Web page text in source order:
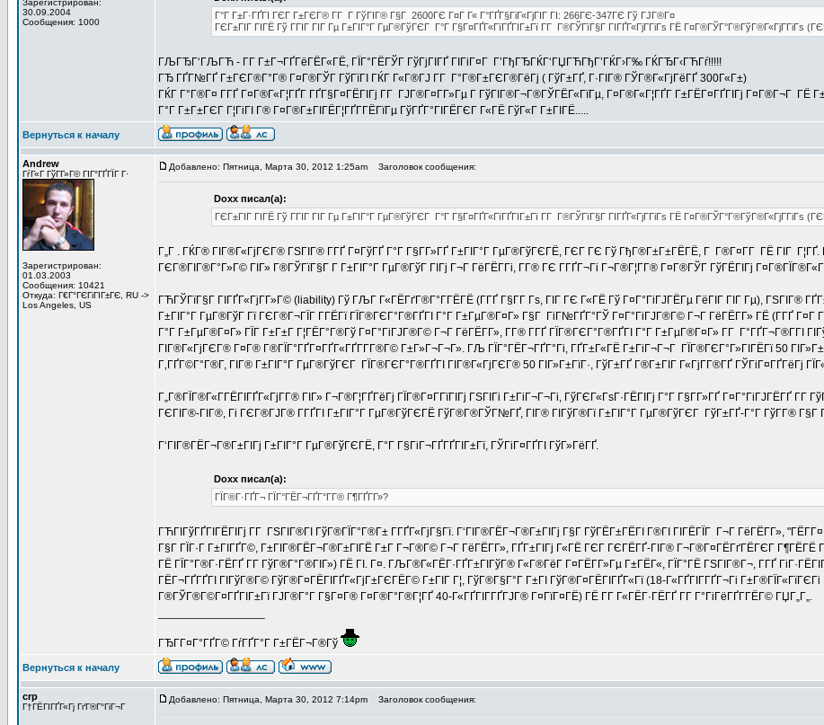
Зарегистрирован:
30.09.2004
Сообщения: 1000
Г°Г Г±Г·ГҐГІ ГЄГ Г±ГЄГ® Г­Г Г ГўГІГ® Г§Г 2600ГЄ Г¤Г Г« Г°ГҐГ§ГіГ«ГјГІГ ГІ: 266ГЄ-347ГЄ Гў ГЈГ®Г¤
ГЄГ±ГІГ ГІГЁ Гў ГГІГ ГІГ Гµ Г±ГІГ°Г ГµГ®ГўГЄГ Г°Г Г§Г¤ГҐГ«ГїГҐГІГ±Гї Г­Г Г®ГЎГїГ§Г ГІГҐГ«ГјГ­ГіГѕ ГЁ Г¤Г®ГЎГ°Г®ГўГ®Г«ГјГ­ГіГѕ
ГЉГЂГ‘ГЉГЋ - Г­Г Г±Г¬ГҐГёГЁГ«ГЁ, ГЇГ°ГЁГЎГ ГўГјГІГҐ ГІГіГ¤Г Г’ГђГЂГЌГ‘ГЏГЋГђГ’ГЌГ›Г‰ ГЌГЂГ‹ГЋГѓ!!!!!
ГЂ ГҐГ№ГҐ Г±ГЄГ®Г°Г® Г¤Г®ГЎГ ГўГїГІ ГЌГ Г«Г®ГЈ Г­Г Г°Г®Г±ГЄГ®ГёГј ( ГўГ±ГҐ, Г·ГІГ® ГЎГ®Г«ГјГёГҐ 300Г«Г±)
ГЌГ Г°Г®Г¤ Г­ГҐ Г¤Г®Г«Г¦ГҐГ­ ГҐГ§Г¤ГЁГІГј Г­Г ГЈГ®Г¤Г­Г»Гµ Г ГўГІГ®Г¬Г®ГЎГЁГ«ГїГµ, Г¤Г®Г«Г¦ГҐГ­ Г±ГЁГ¤ГҐГІГј Г¤Г®Г¬Г ГЁ
Г°Г Г±Г±ГЄГ Г¦ГіГІ Г® Г¤Г®Г±ГІГЁГ¦ГҐГ­ГЁГїГµ ГўГҐГ°ГІГЁГЄГ Г«ГЁ ГўГ«Г Г±ГІГЁ.....
Вернуться к началу
Andrew
ГѓГ«Г ГўГ­Г»Г© ГІГ°ГҐГЇГ Г·
Зарегистрирован:
01.03.2003
Сообщения: 10421
Откуда: Г€Г°ГЄГіГІГ±ГЄ, RU ->
Los Angeles, US
Добавлено: Пятница, Марта 30, 2012 1:25am Заголовок сообщения:
Doxx писал(а):
ГЄГ±ГІГ ГІГЁ Гў ГГІГ ГІГ Гµ Г±ГІГ°Г ГµГ®ГўГЄГ Г°Г Г§Г¤ГҐГ«ГїГҐГІГ±Гї Г­Г Г®ГЎГїГ§Г ГІГҐГ«ГјГ­ГіГѕ ГЁ Г¤Г®ГЎГ°Г®ГўГ®Г«ГјГ­ГіГѕ
Г„Г . ГЌГ® ГІГ®Г«ГјГЄГ® ГЅГІГ® Г­ГҐ Г¤ГўГҐ Г°Г Г§Г­Г»ГҐ Г±ГІГ°Г ГµГ®ГўГЄГЁ, ГЄГ ГЄ Гў ГђГ®Г±Г±ГЁГЁ, Г Г®Г¤Г­Г ГЁ ГІГ Г¦ГҐ.
ГЄГ®ГІГ®Г°Г»Г© ГІГ» Г®ГЎГїГ§Г Г­ Г±ГІГ°Г ГµГ®ГўГ ГІГј Г¬Г ГёГЁГ­Гі, Г­Г® ГЄ Г­ГҐГ¬Гі Г¬Г®Г¦Г­Г® Г¤Г®ГЎГ ГўГЁГІГј
ГЋГЎГїГ§Г ГІГҐГ«ГјГ­Г»Г© (liability) Гў ГЉГ Г«ГЁГґГ®Г°Г­ГЁГЁ (Г­ГҐ Г§Г­Г Гѕ, ГІГ ГЄ Г«ГЁ Гў Г¤Г°ГіГЈГЁГµ ГёГІГ ГІГ Гµ), ГЅГІГ®
Г±ГІГ°Г ГµГ®ГўГ Гї ГЄГ®Г¬ГЇГ Г­ГЁГї ГЇГ®ГЄГ°Г®ГҐГІ Г°Г Г±ГµГ®Г¤Г» Г§Г ГіГ№ГҐГ°ГЎ Г¤Г°ГіГЈГ®Г© Г¬Г ГёГЁГ­Г» ГЁ (Г­ГҐ
Г°Г Г±ГµГ®Г¤Г» ГЇГ Г±Г±Г Г¦ГЁГ°Г®Гў Г¤Г°ГіГЈГ®Г© Г¬Г ГёГЁГ­Г», Г­Г® Г­ГҐ ГЇГ®ГЄГ°Г®ГҐГІ Г°Г Г±ГµГ®Г¤Г» Г­Г Г°ГҐГ¬Г®Г­ГІ
ГІГ®Г«ГјГЄГ® Г¤Г® Г®ГЇГ°ГҐГ¤ГҐГ«ГҐГ­Г­Г®Г© Г±Г»Г¬Г¬Г». ГЉ ГЇГ°ГЁГ¬ГҐГ°Гі, ГҐГ±Г«ГЁ Г±ГіГ¬Г¬Г ГЇГ®ГЄГ°Г»ГІГЁГї 50
Г‚ГҐГ©Г°Г®Г­, ГІГ® Г±ГІГ°Г ГµГ®ГўГЄГ ГЇГ®ГЄГ°Г®ГҐГІ ГІГ®Г«ГјГЄГ® 50 ГІГ»Г±ГїГ·, ГўГ±ГҐ Г®Г±ГІГ Г«ГјГ­Г®ГҐ ГЎГіГ¤ГҐГёГј
Г„Г®ГЇГ®Г«Г­ГЁГІГҐГ«ГјГ­Г® ГІГ» Г¬Г®Г¦ГҐГёГј ГЇГ®Г¤Г­ГїГІГј ГЅГІГі Г±ГіГ¬Г¬Гі, ГўГЄГ«ГѕГ·ГЁГІГј Г°Г Г§Г­Г»ГҐ Г¤Г°ГіГЈГЁГҐ Г­Г
ГЄГІГ®-ГІГ®, Гі ГЄГ®ГЈГ® Г­ГҐГІ Г±ГІГ°Г ГµГ®ГўГЄГЁ ГўГ®Г®ГЎГ№ГҐ, ГІГ® ГІГўГ®Гї Г±ГІГ°Г ГµГ®ГўГЄГ ГўГ±ГҐ-Г°Г ГўГ­Г® Г§Г
Г‘ГІГ®ГЁГ¬Г®Г±ГІГј Г±ГІГ°Г ГµГ®ГўГЄГЁ, Г°Г Г§ГіГ¬ГҐГҐГІГ±Гї, ГЎГіГ¤ГҐГІ ГўГ»ГёГҐ.
Doxx писал(а):
ГЇГ®Г·ГҐГ¬ ГЇГ°ГЁГ¬ГҐГ°Г­Г® Г¶ГҐГ­Г»?
ГЋГІГўГҐГІГЁГІГј Г­Г ГЅГІГ®ГІ ГўГ®ГЇГ°Г®Г± Г­ГҐГ«ГјГ§Гї. Г‘ГІГ®ГЁГ¬Г®Г±ГІГј Г§Г ГўГЁГ±ГЁГІ Г®ГІ ГІГЁГЇГ Г¬Г ГёГЁГ­Г»,
Г§Г ГЇГ·Г Г±ГІГҐГ©, Г±ГІГ®ГЁГ¬Г®Г±ГІГЁ Г±Г Г¬Г®Г© Г¬Г ГёГЁГ­Г», ГҐГ±ГІГј Г«ГЁ ГЄГ ГЄГЁГҐ-ГІГ® Г¬Г®Г¤ГЁГґГЁГЄГ
ГЁ ГЇГ°Г®Г·ГЁГҐ Г­Г ГўГ®Г°Г®ГІГ») ГЁ ГІ. Г¤. ГЉГ®Г«ГЁГ·ГҐГ±ГІГўГ® Г«Г®ГёГ Г¤ГЁГ­Г»Гµ Г±ГЁГ«, ГЇГ°ГЁ ГЅГІГ®Г¬, Г­ГҐ
ГЁГ¬ГҐГҐГІ ГІГўГ®Г© ГўГ®Г¤ГЁГІГҐГ«ГјГ±ГЄГЁГ© Г±ГІГ Г¦, ГўГ®Г§Г°Г Г±ГІ ГўГ®Г¤ГЁГІГҐГ«Гї (18-Г«ГҐГІГ­ГҐГ¬Гі
Г®ГЎГ®Г©Г¤ГҐГІГ±Гї ГЈГ®Г°Г Г§Г¤Г® Г¤Г®Г°Г®Г¦ГҐ 40-Г«ГҐГІГ­ГҐГЈГ® Г¤ГїГ¤ГЁ) ГЁ Г­Г Г«ГЁГ·ГЁГҐ Г­Г Г°ГіГёГҐГ­ГЁГ© ГЏГ„Г„.
ГЂГ­Г¤Г°ГҐГ© ГѓГҐГ°Г Г±ГЁГ¬Г®Гў
Вернуться к началу
crp
Г†ГЁГІГҐГ«Гј ГґГ®Г°ГіГ¬Г
Добавлено: Пятница, Марта 30, 2012 7:14pm Заголовок сообщения: